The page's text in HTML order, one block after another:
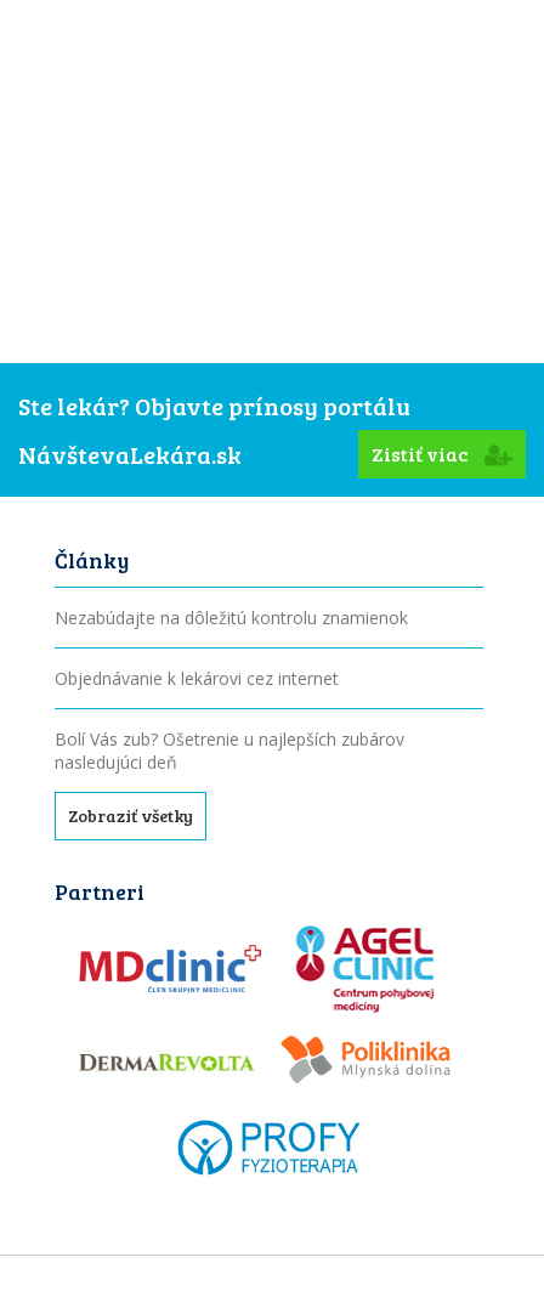
Ste lekár? Objavte prínosy portálu
NávštevaLekára.sk
Zistiť viac
Články
Nezabúdajte na dôležitú kontrolu znamienok
Objednávanie k lekárovi cez internet
Bolí Vás zub? Ošetrenie u najlepších zubárov
nasledujúci deň
Zobraziť všetky
Partneri